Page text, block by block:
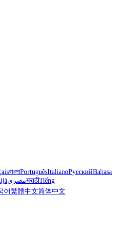
বাংলাPortuguêsItalianoРусскийBahasa
مصريमराठीTiếng
어繁體中文简体中文